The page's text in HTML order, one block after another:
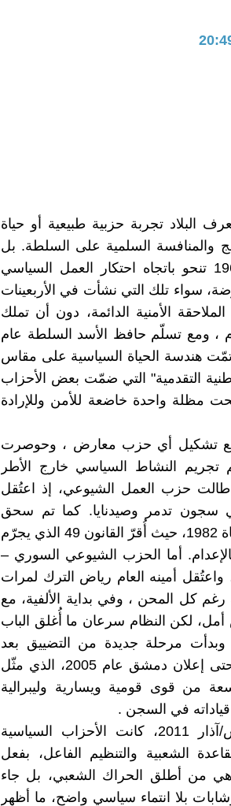
البلاد تجربة حزبية طبيعية أو حياة
والمنافسة السلمية على السلطة. بل
كانت السلطة منذ انقلاب البعث عام 1963 تنحو باتجاه احتكار العمل السياسي
سواء تلك التي نشأت في الأربعينات
الأمنية الدائمة، دون أن تملك
، ومع تسلّم حافظ الأسد السلطة عام
تمّت هندسة الحياة السياسية على مقاس
التقدمية" التي ضمّت بعض الأحزاب
مظلة واحدة خاضعة للأمن وللإرادة
مُنع تشكيل أي حزب معارض ، وحوصرت
تجريم النشاط السياسي خارج الأطر
حزب العمل الشيوعي، إذ اعتُقل
سجون تدمر وصيدنايا. كما تم سحق
جماعة الإخوان المسلمين بعد مواجهات حماة 1982، حيث أُقرّ القانون 49 الذي يجرّم
أما الحزب الشيوعي السوري –
أمينه العام رياض الترك لمرات
كل المحن ، وفي بداية الألفية، مع
لكن النظام سرعان ما أُغلق الباب
وبدأت مرحلة جديدة من التضييق بعد
اعتقال عشرات المثقفين والسياسيين ، وحتى إعلان دمشق عام 2005، الذي مثّل
من قوى قومية ويسارية وليبرالية
في السجن .
عندما اندلعت الثورة السورية في مارس/آذار 2011، كانت الأحزاب السياسية
الشعبية والتنظيم الفاعل، بفعل
من أطلق الحراك الشعبي، بل جاء
بلا انتماء سياسي واضح، ما أظهر